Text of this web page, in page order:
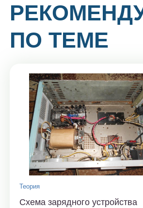
ПО ТЕМЕ
Теория
Схема зарядного устройства